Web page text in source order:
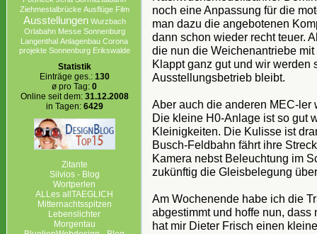
Ziehmestalbrücke Ausflüge Film
Ausstellungen Wurzbach
Orlabahn Messe Sonnenburg
Langenthal Anlagenbau Corona
projekte Sonnenburg Erikswalde
Statistik
Einträge ges.: 130
ø pro Tag: 0
Online seit dem: 31.12.2008
in Tagen: 6429
Zitante
Silvios - Blog
Wortperlen
ALLes allTAEGLICH
Mitternachtsspitzen
Lebenslichter
Morgentau
noch eine Anpassung für die
man dazu die angebotenen
dann schon wieder recht teuer.
die nun die Weichenantriebe
Klappt ganz gut und wir werden
Ausstellungsbetrieb bleibt.
Aber auch die anderen MEC-ler
Die kleine H0-Anlage ist so gut
Kleinigkeiten. Die Kulisse ist
Busch-Feldbahn fährt ihre
Kamera nebst Beleuchtung im
zukünftig die Gleisbelegung
Am Wochenende habe ich die
abgestimmt und hoffe nun,
hat mir Dieter Frisch einen